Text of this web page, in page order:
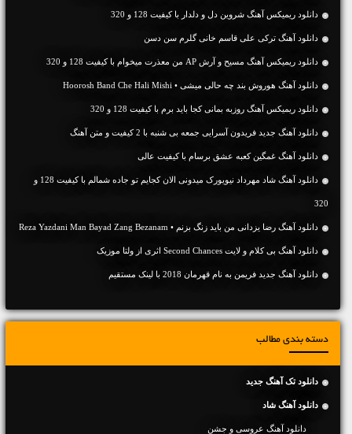
دانلود ریمیکس آهنگ شروین دل و دلدار با کیفیت 128 و 320
دانلود آهنگ ترکی علی قاسم خانی گلرم سن دسن
دانلود ریمیکس آهنگ مسیح و آرش AP من معذرت میخوام با کیفیت 128 و 320
دانلود آهنگ هوروش بند چه حالی میشی • Hoorosh Band Che Hali Mishi
دانلود ریمیکس آهنگ روزبه بمانی کجا باید برم با کیفیت 128 و 320
دانلود آهنگ جديد فریدون آسرایی جمعه بی شنبه با 2 کیفیت و متن آهنگ
دانلود آهنگ غمگین کعبه عشق برسام با کیفیت عالی
دانلود آهنگ شاد مهرداد نیویورک میدونی الان کجایم تو جاده شمالم با کیفیت 128 و
320
دانلود آهنگ رضا یزدانی من باید زنگ بزنم • Reza Yazdani Man Bayad Zang Bezanam
دانلود آهنگ بی کلام و لایت Second Chances اثری از ولتا موزیک
دانلود آهنگ جديد فریمن به نام قهرمان 2018 با لینک مستقیم
دسته بندی مطالب
دانلود تک آهنگ جدید
دانلود آهنگ شاد
دانلود آهنگ عروسی و جشن